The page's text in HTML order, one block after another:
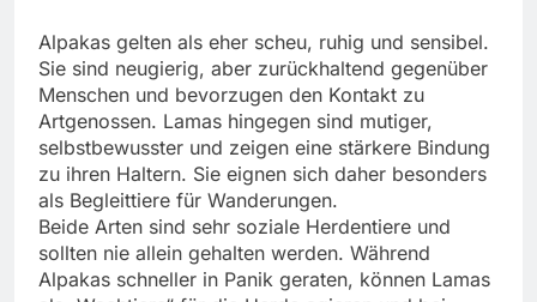
Alpakas gelten als eher scheu, ruhig und sensibel.
Sie sind neugierig, aber zurückhaltend gegenüber
Menschen und bevorzugen den Kontakt zu
Artgenossen. Lamas hingegen sind mutiger,
selbstbewusster und zeigen eine stärkere Bindung
zu ihren Haltern. Sie eignen sich daher besonders
als Begleittiere für Wanderungen.
Beide Arten sind sehr soziale Herdentiere und
sollten nie allein gehalten werden. Während
Alpakas schneller in Panik geraten, können Lamas